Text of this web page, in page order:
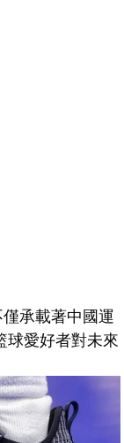
承載著中國運
球愛好者對未來